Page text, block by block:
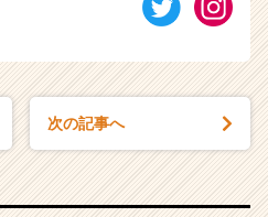
次の記事へ